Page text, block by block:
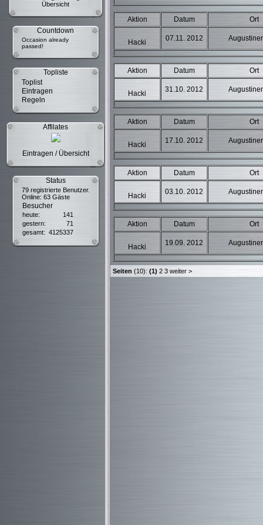
Übersicht
Countdown
Occasion already
passed!
Topliste
Toplist
Eintragen
Regeln
Affilates
Eintragen / Übersicht
Status
79 registrierte Benutzer.
Online: 63 Gäste
Besucher
heute:
141
gestern:
71
gesamt: 4125337
Aktion Datum Ort
Hacki 07.11. 2012
Aktion Datum Ort
Hacki 31.10. 2012
Aktion Datum Ort
Hacki 17.10. 2012
Aktion Datum Ort
Hacki 03.10. 2012
Aktion Datum Ort
Hacki 19.09. 2012
Seiten (10): (1) 2 3 weiter >